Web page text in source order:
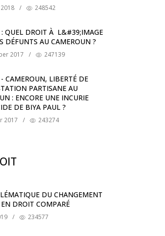
/ 248542
: QUEL DROIT À L&#39;IMAGE
DÉFUNTS AU CAMEROUN ?
2017 / 247139
CAMEROUN, LIBERTÉ DE
PARTISANE AU
: ENCORE UNE INCURIE
DE BIYA PAUL ?
2017 / 243274
DU CHANGEMENT
DROIT COMPARÉ
/ 234577